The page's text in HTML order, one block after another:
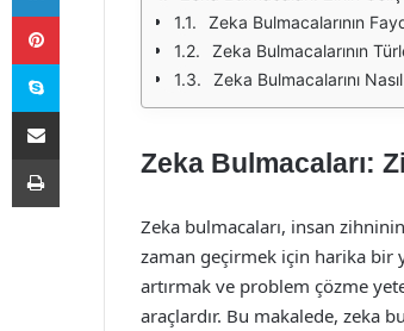
Zeka Bulmacalarının
Zeka Bulmacalarının
Zeka Bulmacalarını
Zeka Bulmacaları:
Zeka bulmacaları, insan
zaman geçirmek için harika bir
artırmak ve problem çözme
araçlardır. Bu makalede, zeka
Pinterest
Skype
E-Posta ile paylaş